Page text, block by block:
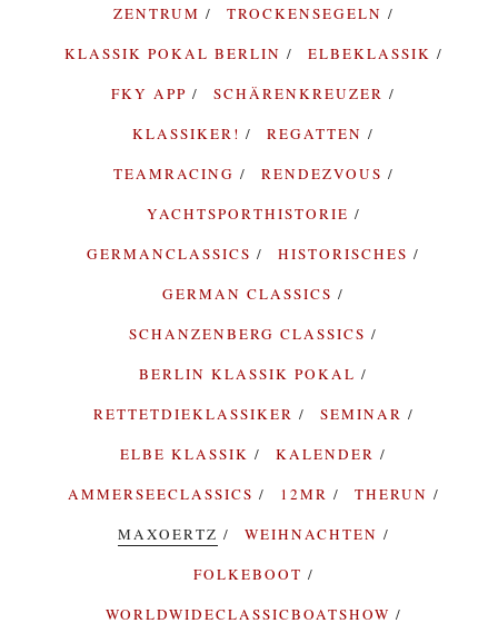
ZENTRUM
TROCKENSEGELN
KLASSIK POKAL BERLIN
ELBEKLASSIK
FKY APP
SCHÄRENKREUZER
KLASSIKER!
REGATTEN
TEAMRACING
RENDEZVOUS
YACHTSPORTHISTORIE
GERMANCLASSICS
HISTORISCHES
GERMAN CLASSICS
SCHANZENBERG CLASSICS
BERLIN KLASSIK POKAL
RETTETDIEKLASSIKER
SEMINAR
ELBE KLASSIK
KALENDER
AMMERSEECLASSICS
12MR
THERUN
MAXOERTZ
WEIHNACHTEN
FOLKEBOOT
WORLDWIDECLASSICBOATSHOW